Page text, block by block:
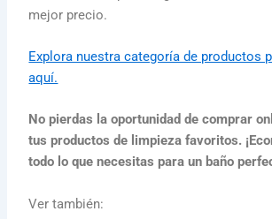
mejor precio.
Explora nuestra categoría de productos
aquí.
No pierdas la oportunidad de comprar
tus productos de limpieza favoritos.
todo lo que necesitas para un baño
Ver también: